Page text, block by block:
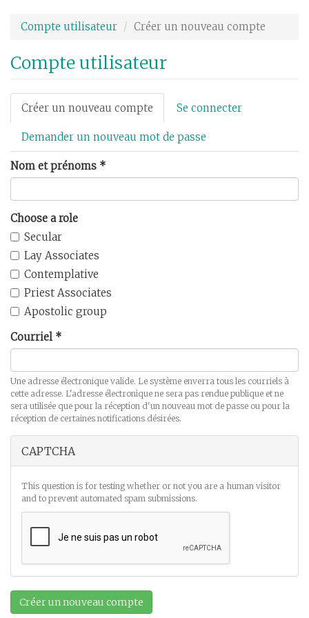
Compte utilisateur Créer un nouveau compte
Compte utilisateur
Onglets
principaux
Créer un nouveau compte (onglet
actif)
Se connecter
Demander un nouveau mot de passe
Nom et prénoms *
Choose a role
Secular
Lay Associates
Contemplative
Priest Associates
Apostolic group
Courriel *
Une adresse électronique valide. Le système enverra tous les courriels à
cette adresse. L'adresse électronique ne sera pas rendue publique et ne
sera utilisée que pour la réception d'un nouveau mot de passe ou pour la
réception de certaines notifications désirées.
CAPTCHA
This question is for testing whether or not you are a human visitor
and to prevent automated spam submissions.
Créer un nouveau compte